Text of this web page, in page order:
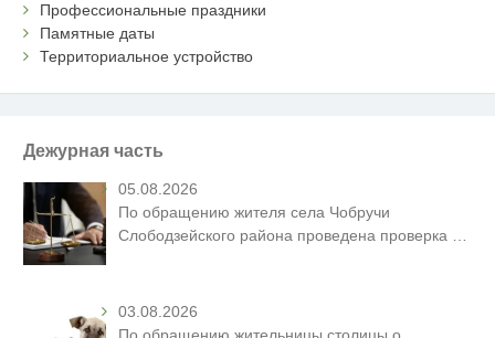
Профессиональные праздники
Памятные даты
Территориальное устройство
Дежурная часть
05.08.2026
По обращению жителя села Чобручи
Слободзейского района проведена проверка
03.08.2026